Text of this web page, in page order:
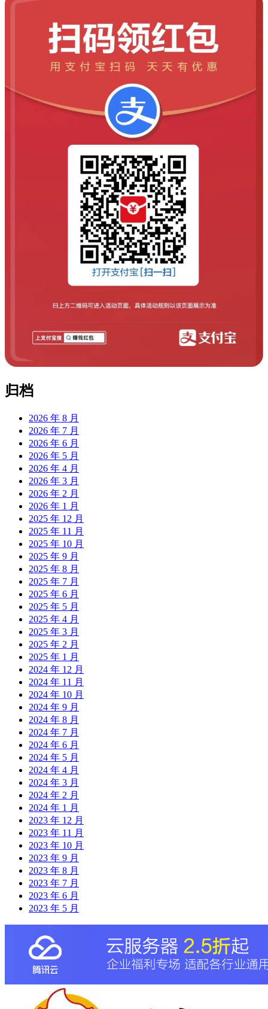
归档
2026 年 8 月
2026 年 7 月
2026 年 6 月
2026 年 5 月
2026 年 4 月
2026 年 3 月
2026 年 2 月
2026 年 1 月
2025 年 12 月
2025 年 11 月
2025 年 10 月
2025 年 9 月
2025 年 8 月
2025 年 7 月
2025 年 6 月
2025 年 5 月
2025 年 4 月
2025 年 3 月
2025 年 2 月
2025 年 1 月
2024 年 12 月
2024 年 11 月
2024 年 10 月
2024 年 9 月
2024 年 8 月
2024 年 7 月
2024 年 6 月
2024 年 5 月
2024 年 4 月
2024 年 3 月
2024 年 2 月
2024 年 1 月
2023 年 12 月
2023 年 11 月
2023 年 10 月
2023 年 9 月
2023 年 8 月
2023 年 7 月
2023 年 6 月
2023 年 5 月